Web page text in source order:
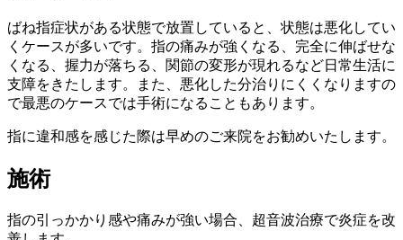
ばね指症状がある状態で放置していると、状態は悪化してい
くケースが多いです。指の痛みが強くなる、完全に伸ばせな
くなる、握力が落ちる、関節の変形が現れるなど日常生活に
支障をきたします。また、悪化した分治りにくくなりますの
で最悪のケースでは手術になることもあります。
指に違和感を感じた際は早めのご来院をお勧めいたします。
施術
指の引っかかり感や痛みが強い場合、超音波治療で炎症を改